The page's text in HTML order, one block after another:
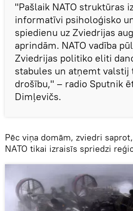
"Pašlaik NATO struktūras
informatīvi psiholoģisko
spiedienu uz Zviedrijas
aprindām. NATO vadība
Zviedrijas politiko eliti
stabules un atņemt valstij
drošību," – radio Sputnik
Dimļevičs.
Pēc viņa domām, zviedri
NATO tikai izraisīs spriedzi